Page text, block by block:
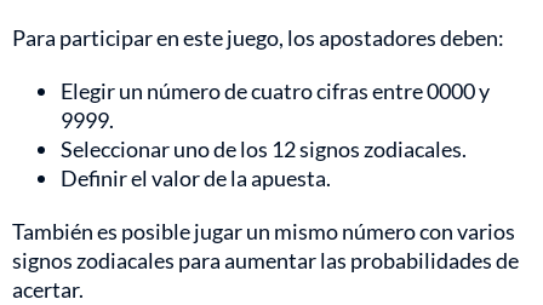
Para participar en este juego, los apostadores deben:
Elegir un número de cuatro cifras entre 0000 y
9999.
Seleccionar uno de los 12 signos zodiacales.
Definir el valor de la apuesta.
También es posible jugar un mismo número con varios
signos zodiacales para aumentar las probabilidades de
acertar.